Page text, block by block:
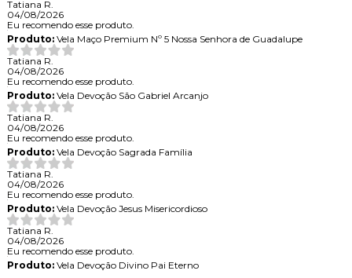
Tatiana R.
04/08/2026
Eu recomendo esse produto.
Produto:Vela Maço Premium Nº 5 Nossa Senhora de Guadalupe
Tatiana R.
04/08/2026
Eu recomendo esse produto.
Produto:Vela Devoção São Gabriel Arcanjo
Tatiana R.
04/08/2026
Eu recomendo esse produto.
Produto:Vela Devoção Sagrada Família
Tatiana R.
04/08/2026
Eu recomendo esse produto.
Produto:Vela Devoção Jesus Misericordioso
Tatiana R.
04/08/2026
Eu recomendo esse produto.
Produto:Vela Devoção Divino Pai Eterno